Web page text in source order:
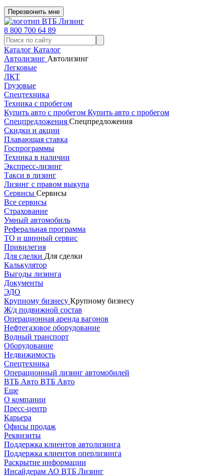
Перезвонить мне
8 800 700 64 89
Каталог Каталог
Автолизинг Автолизинг
Легковые
ЛКТ
Грузовые
Спецтехника
Техника с пробегом
Купить авто с пробегом Купить авто с пробегом
Спецпредложения Спецпредложения
Скидки и акции
Плавающая ставка
Госпрограммы
Техника в наличии
Экспресс-лизинг
Такси в лизинг
Лизинг с правом выкупа
Сервисы Сервисы
Все сервисы
Страхование
Умный автомобиль
Реферальная программа
ТО и шинный сервис
Привилегия
Для сделки Для сделки
Калькулятор
Выгоды лизинга
Документы
ЭДО
Крупному бизнесу Крупному бизнесу
Ж/д подвижной состав
Операционная аренда вагонов
Нефтегазовое оборудование
Водный транспорт
Оборудование
Недвижимость
Спецтехника
Операционный лизинг автомобилей
ВТБ Авто ВТБ Авто
Еще
О компании
Пресс-центр
Карьера
Офисы продаж
Реквизиты
Поддержка клиентов автолизинга
Поддержка клиентов оперлизинга
Раскрытие информации
Инсайдерам АО ВТБ Лизинг